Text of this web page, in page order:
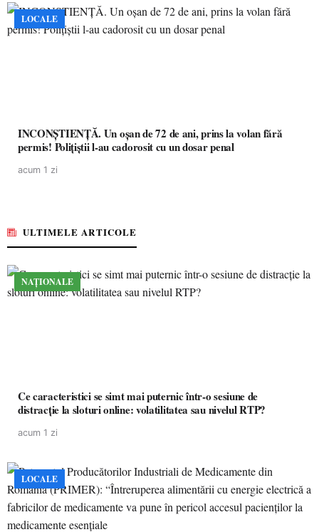
LOCALE
INCONȘTIENȚĂ. Un oșan de 72 de ani, prins la volan fără
permis! Polițiștii l-au cadorosit cu un dosar penal
acum 1 zi
ULTIMELE ARTICOLE
NAȚIONALE
Ce caracteristici se simt mai puternic într-o sesiune de
distracție la sloturi online: volatilitatea sau nivelul RTP?
acum 1 zi
LOCALE